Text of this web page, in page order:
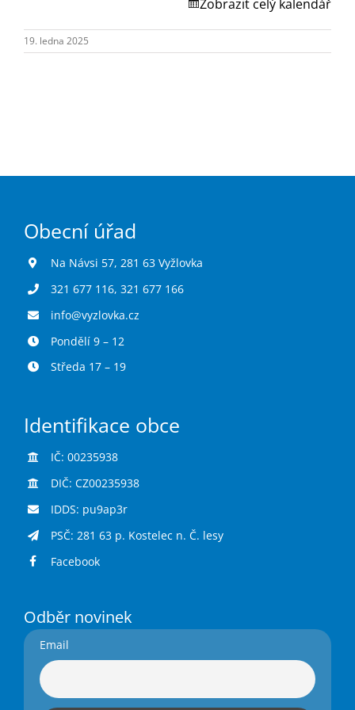
Turistika
Koupaliště
Zobrazit celý kalendář
19. ledna 2025
Obecní úřad
Na Návsi 57, 281 63 Vyžlovka
321 677 116, 321 677 166
info@vyzlovka.cz
Pondělí 9 – 12
Středa 17 – 19
Identifikace obce
IČ: 00235938
DIČ: CZ00235938
IDDS: pu9ap3r
PSČ: 281 63 p. Kostelec n. Č. lesy
Facebook
Odběr novinek
Email